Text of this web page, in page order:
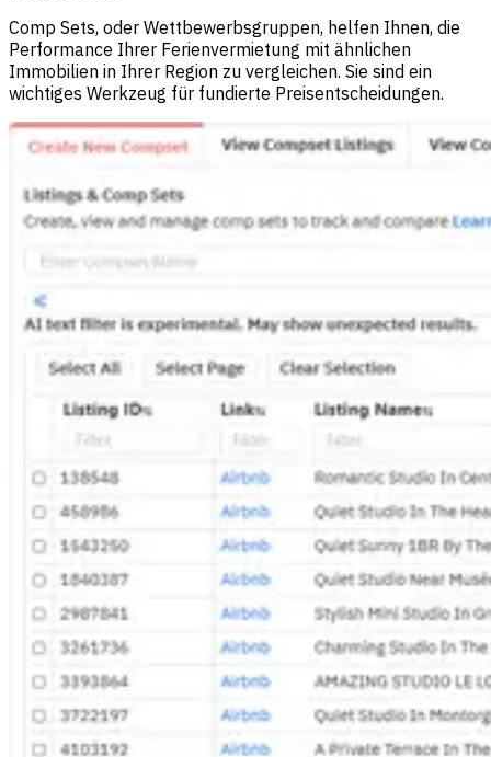
Comp Sets, oder Wettbewerbsgruppen, helfen Ihnen, die
Performance Ihrer Ferienvermietung mit ähnlichen
Immobilien in Ihrer Region zu vergleichen. Sie sind ein
wichtiges Werkzeug für fundierte Preisentscheidungen.